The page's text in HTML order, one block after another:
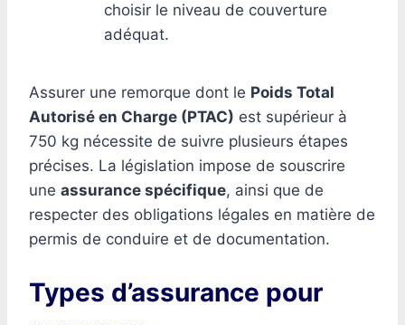
choisir le niveau de couverture
adéquat.
Assurer une remorque dont le Poids Total
Autorisé en Charge (PTAC) est supérieur à
750 kg nécessite de suivre plusieurs étapes
précises. La législation impose de souscrire
une assurance spécifique, ainsi que de
respecter des obligations légales en matière de
permis de conduire et de documentation.
Types d’assurance pour